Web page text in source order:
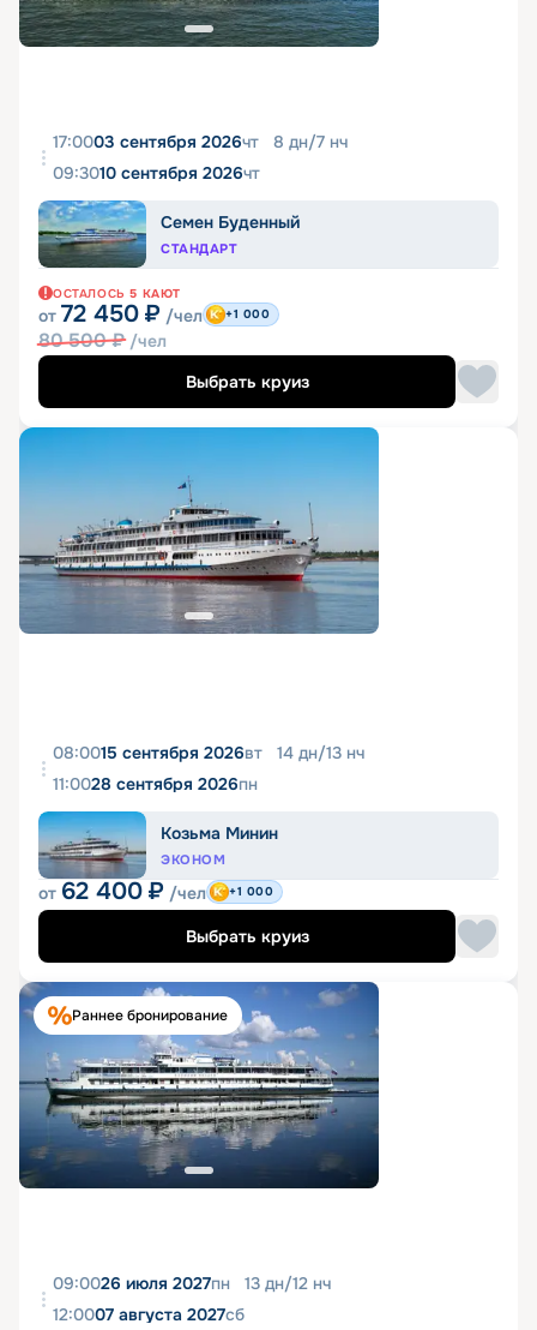
17:0003 сентября 2026чт 8 дн/7 нч
09:3010 сентября 2026чт
Семен Буденный
СТАНДАРТ
ОСТАЛОСЬ 5 КАЮТ
от 72 450 ₽ /чел
80 500₽ /чел
+1 000
Выбрать круиз
08:0015 сентября 2026вт 14 дн/13 нч
11:0028 сентября 2026пн
Козьма Минин
ЭКОНОМ
от 62 400 ₽ /чел +1 000
Выбрать круиз
Раннее бронирование
09:0026 июля 2027пн 13 дн/12 нч
12:0007 августа 2027сб